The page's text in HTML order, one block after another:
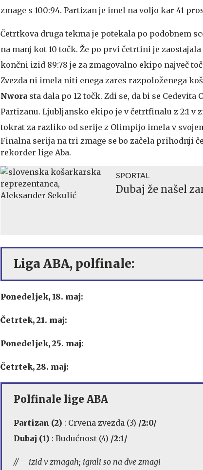
zmage s 100:94. Partizan je imel na voljo kar 41
Četrtkova druga tekma je potekala po podobnem
na manj kot 10 točk. Že po prvi četrtini je zaostajala
končni izid 89:78 je za zmagovalno ekipo največ
Zvezda ni imela niti enega zares razpoloženega
Nwora sta dala po 12 točk. Zdi se, da bi se
Partizanu. Ljubljansko ekipo je v četrtfinalu z 2:1 v
tokrat za razliko od serije z Olimpijo imela v
Finalna serija na tri zmage se bo začela prihodnji
rekorder lige Aba.
SPORTAL
Dubaj že našel
Liga ABA, polfinale:
Ponedeljek, 18. maj:
Četrtek, 21. maj:
Ponedeljek, 25. maj:
Četrtek, 28. maj:
Polfinale lige ABA
Partizan (2) : Crvena zvezda (3) /2:0/
Dubaj (1) : Budućnost (4) /2:1/
// – izid v zmagah; igrali so na dve zmagi